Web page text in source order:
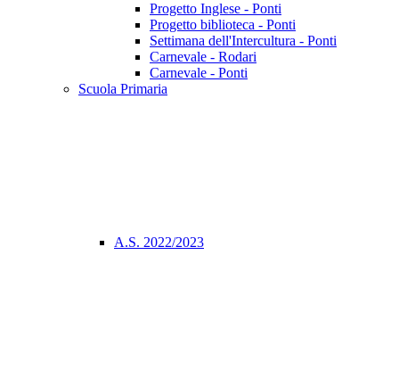
Progetto Inglese - Ponti
Progetto biblioteca - Ponti
Settimana dell'Intercultura - Ponti
Carnevale - Rodari
Carnevale - Ponti
Scuola Primaria
A.S. 2022/2023